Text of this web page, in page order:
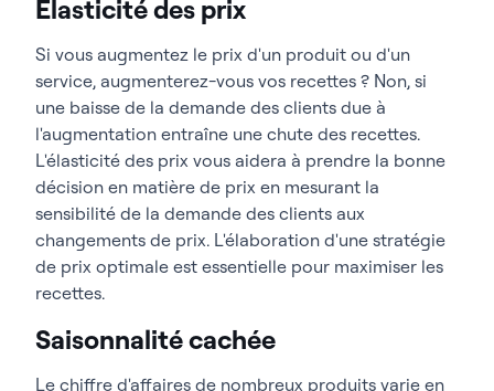
Elasticité des prix
Si vous augmentez le prix d'un produit ou d'un
service, augmenterez-vous vos recettes ? Non, si
une baisse de la demande des clients due à
l'augmentation entraîne une chute des recettes.
L'élasticité des prix vous aidera à prendre la bonne
décision en matière de prix en mesurant la
sensibilité de la demande des clients aux
changements de prix. L'élaboration d'une stratégie
de prix optimale est essentielle pour maximiser les
recettes.
Saisonnalité cachée
Le chiffre d'affaires de nombreux produits varie en